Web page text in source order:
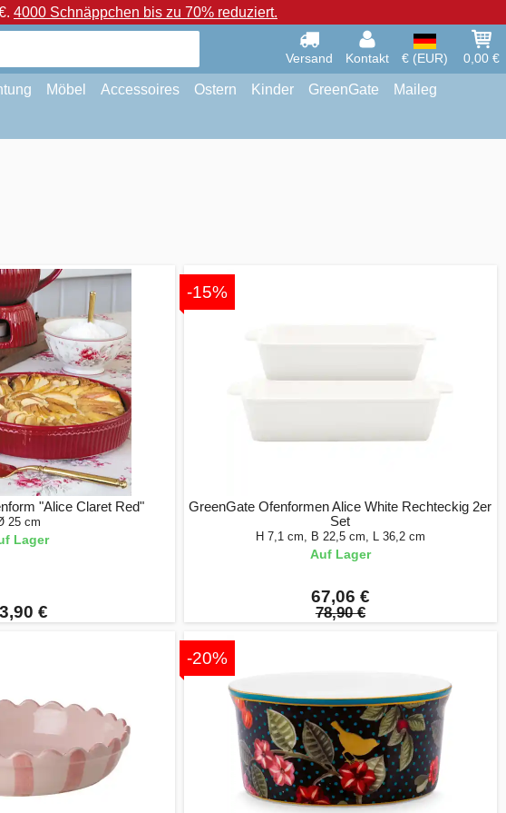
4000 Schnäppchen bis zu 70% reduziert.
Versand Kontakt € (EUR) 0,00 €
Möbel Accessoires Ostern Kinder GreenGate Maileg
"Alice Claret Red"
25 cm
Lager
€
-15%
GreenGate Ofenformen Alice White Rechteckig 2er
Set
H 7,1 cm, B 22,5 cm, L 36,2 cm
Auf Lager
67,06 €
78,90 €
-20%